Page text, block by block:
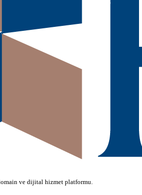
ve dijital hizmet platformu.